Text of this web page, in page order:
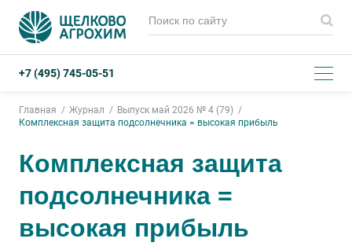
+7 (495) 745-05-51
Главная Журнал
Выпуск май 2026 № 4 (79)
Комплексная защита подсолнечника = высокая прибыль
Комплексная защита
подсолнечника =
высокая прибыль